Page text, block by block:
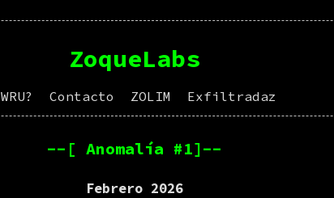
ZoqueLabs
WRU? Contacto ZOLIM Exfiltradaz
--[ Anomalía #1]--
Febrero 2026